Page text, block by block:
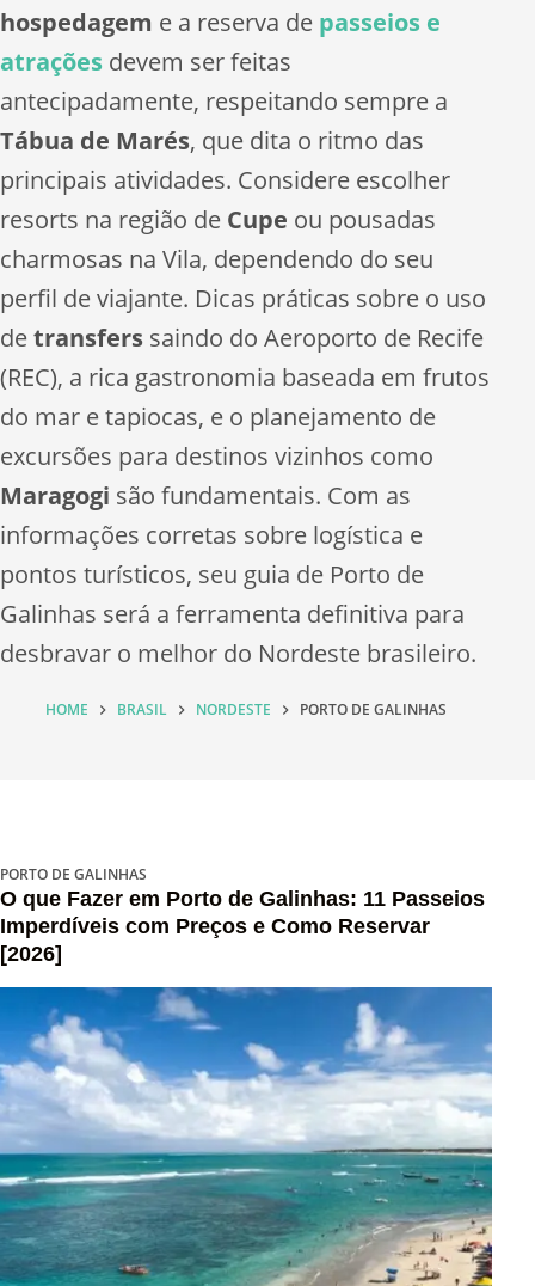
hospedagem e a reserva de passeios e
atrações devem ser feitas
antecipadamente, respeitando sempre a
Tábua de Marés, que dita o ritmo das
principais atividades. Considere escolher
resorts na região de Cupe ou pousadas
charmosas na Vila, dependendo do seu
perfil de viajante. Dicas práticas sobre o uso
detransfers saindo do Aeroporto de Recife
(REC), a rica gastronomia baseada em frutos
do mar e tapiocas, e o planejamento de
excursões para destinos vizinhos como
Maragogi são fundamentais. Com as
informações corretas sobre logística e
pontos turísticos, seu guia de Porto de
Galinhas será a ferramenta definitiva para
desbravar o melhor do Nordeste brasileiro.
HOME BRASIL NORDESTE PORTO DE GALINHAS
PORTO DE GALINHAS
O que Fazer em Porto de Galinhas: 11 Passeios
Imperdíveis com Preços e Como Reservar
[2026]